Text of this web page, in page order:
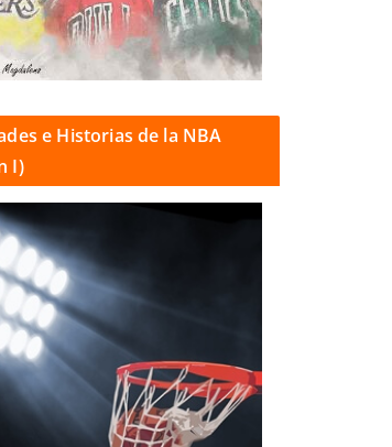
e Historias de la NBA
I)